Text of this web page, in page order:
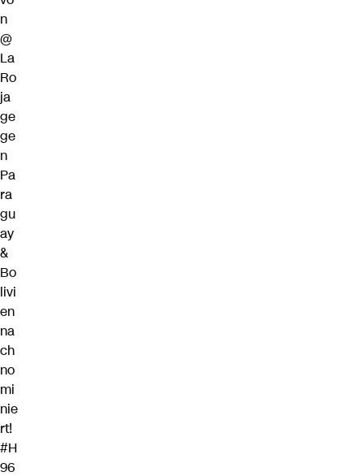
n
@
La
Ro
ja
ge
ge
n
Pa
ra
gu
ay
&
Bo
livi
en
na
ch
no
mi
nie
rt!
#H
96